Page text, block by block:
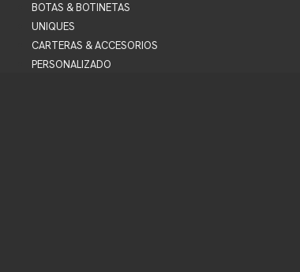
BOTAS & BOTINETAS
UNIQUES
CARTERAS & ACCESORIOS
PERSONALIZADO